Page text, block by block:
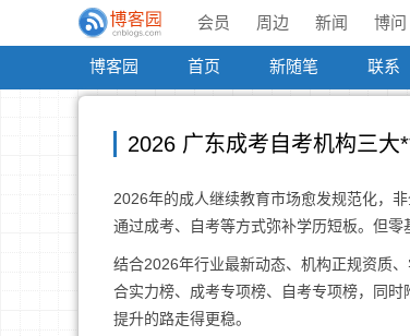
会员 周边 新闻 博问
博客园 首页 新随笔 联系
2026 广东成考自考机构三
2026年的成人继续教育市场愈发规范化，
通过成考、自考等方式弥补学历短板。但
结合2026年行业最新动态、机构正规资质
合实力榜、成考专项榜、自考专项榜，同
提升的路走得更稳。